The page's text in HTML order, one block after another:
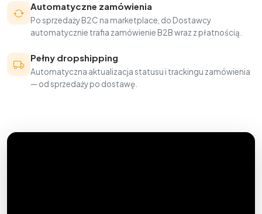
Automatyczne zamówienia
Po sprzedaży B2C na marketplace, do Dostawcy
automatycznie trafia zamówienie B2B wraz z płatnością.
Pełny dropshipping
Automatyczna aktualizacja statusu i trackingu zamówienia
— od sprzedaży po dostawę.